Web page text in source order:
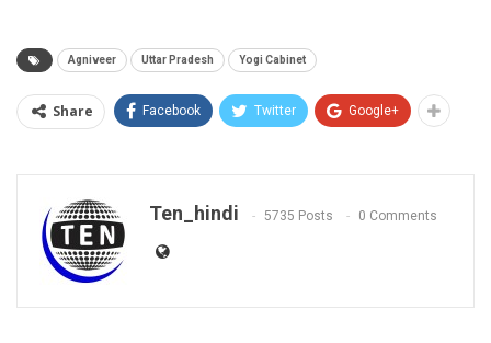
Agniveer Uttar Pradesh Yogi Cabinet
Share Facebook Twitter Google+
Ten_hindi 5735 Posts 0 Comments